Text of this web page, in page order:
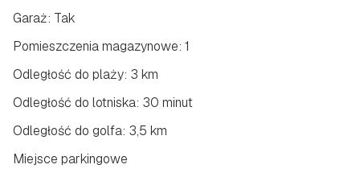
Garaż: Tak
Pomieszczenia magazynowe: 1
Odległość do plaży: 3 km
Odległość do lotniska: 30 minut
Odległość do golfa: 3,5 km
Miejsce parkingowe